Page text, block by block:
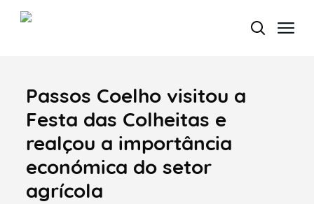
Termo de Pesquisa
Categorias gerais
Passos Coelho visitou a
Festa das Colheitas e
realçou a importância
económica do setor
agrícola